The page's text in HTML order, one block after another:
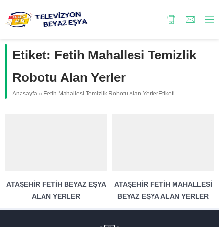
Etiket: Fetih Mahallesi Temizlik
Robotu Alan Yerler
Anasayfa » Fetih Mahallesi Temizlik Robotu Alan YerlerEtiketi
ATAŞEHIR FETIH BEYAZ EŞYA
ALAN YERLER
ATAŞEHIR FETIH MAHALLESI
BEYAZ EŞYA ALAN YERLER